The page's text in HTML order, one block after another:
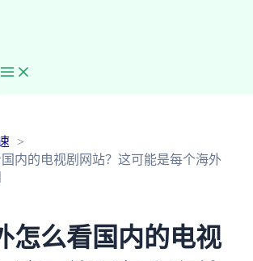
内的电视剧网站？这可能是每个海外
怎么看国内的电视